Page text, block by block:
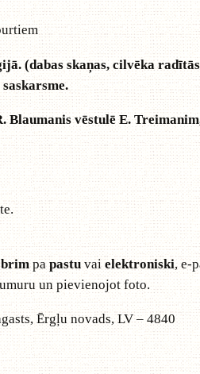
(dabas skaņas, cilvēka
vēstulē E.
papastu vaielektroniski, e-
un pievienojot foto.
Ērgļu novads, LV – 4840